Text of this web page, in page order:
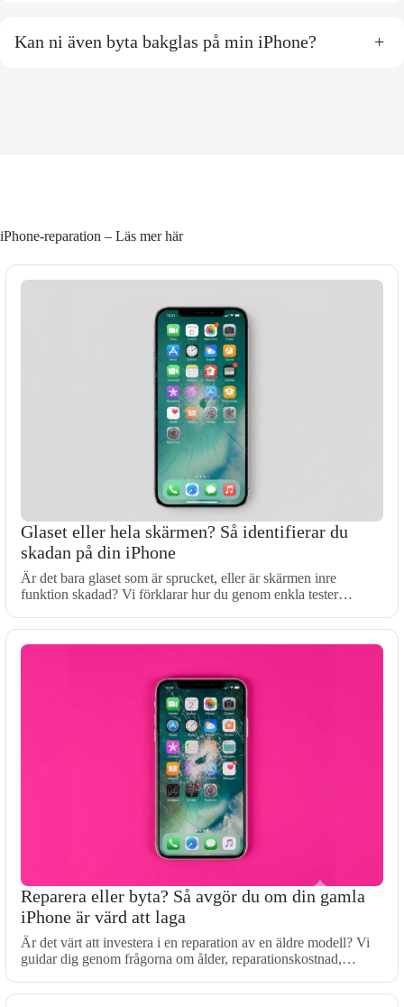
Kan ni även byta bakglas på min iPhone? +
iPhone-reparation – Läs mer här
Glaset eller hela skärmen? Så identifierar du
skadan på din iPhone
Är det bara glaset som är sprucket, eller är skärmen inre
funktion skadad? Vi förklarar hur du genom enkla tester…
Reparera eller byta? Så avgör du om din gamla
iPhone är värd att laga
Är det värt att investera i en reparation av en äldre modell? Vi
guidar dig genom frågorna om ålder, reparationskostnad,…